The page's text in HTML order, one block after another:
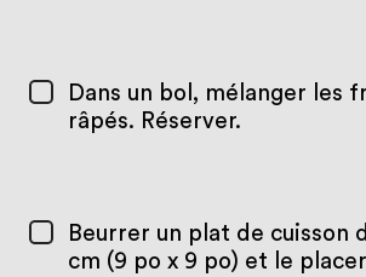
Dans un bol, mélanger les
râpés. Réserver.
Beurrer un plat de cuisson
cm (9 po x 9 po) et le